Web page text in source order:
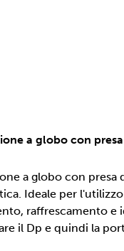
a globo con
a globo con presa
Ideale per
raffrescamento e
il Dp e quindi la